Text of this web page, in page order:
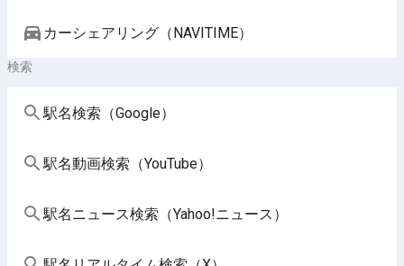
カーシェアリング（NAVITIME）
検索
駅名検索（Google）
駅名動画検索（YouTube）
駅名ニュース検索（Yahoo!ニュース）